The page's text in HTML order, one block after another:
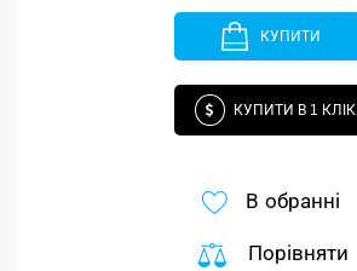
КУПИТИ
КУПИТИ В 1 КЛІК
В обранні
Порівняти